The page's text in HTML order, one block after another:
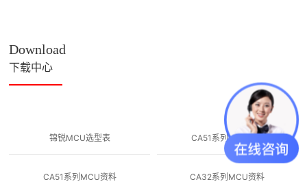
Download
下载中心
锦锐MCU选型表 CA51系列MTP资料
CA51系列MCU资料 CA32系列MCU资料